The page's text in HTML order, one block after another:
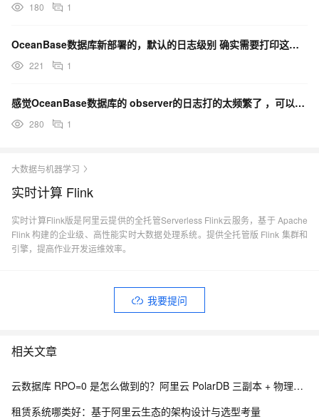
180 1
OceanBase数据库新部署的，默认的日志级别 确实需要打印这么多东西吗？
221 1
感觉OceanBase数据库的 observer的日志打的太频繁了 ，可以修改一下吗？
280 1
大数据与机器学习
实时计算 Flink
实时计算Flink版是阿里云提供的全托管Serverless Flink云服务，基于 Apache
Flink 构建的企业级、高性能实时大数据处理系统。提供全托管版 Flink 集群和
引擎，提高作业开发运维效率。
我要提问
相关文章
云数据库 RPO=0 是怎么做到的？阿里云 PolarDB 三副本 + 物理复制解析
租赁系统哪类好：基于阿里云生态的架构设计与选型考量